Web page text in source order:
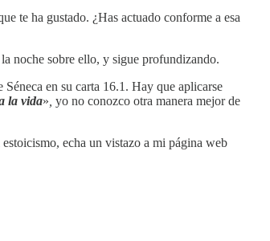
te ha gustado. ¿Has actuado conforme a esa
noche sobre ello, y sigue profundizando.
Séneca en su carta 16.1. Hay que aplicarse
la vida» yo no conozco otra manera mejor de
echa un vistazo a mi página web